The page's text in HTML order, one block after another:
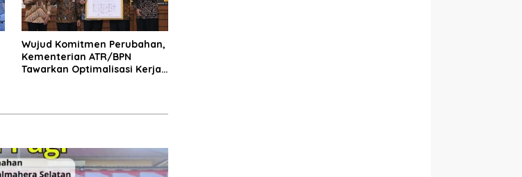
Wujud Komitmen Perubahan,
Kementerian ATR/BPN
Tawarkan Optimalisasi Kerja